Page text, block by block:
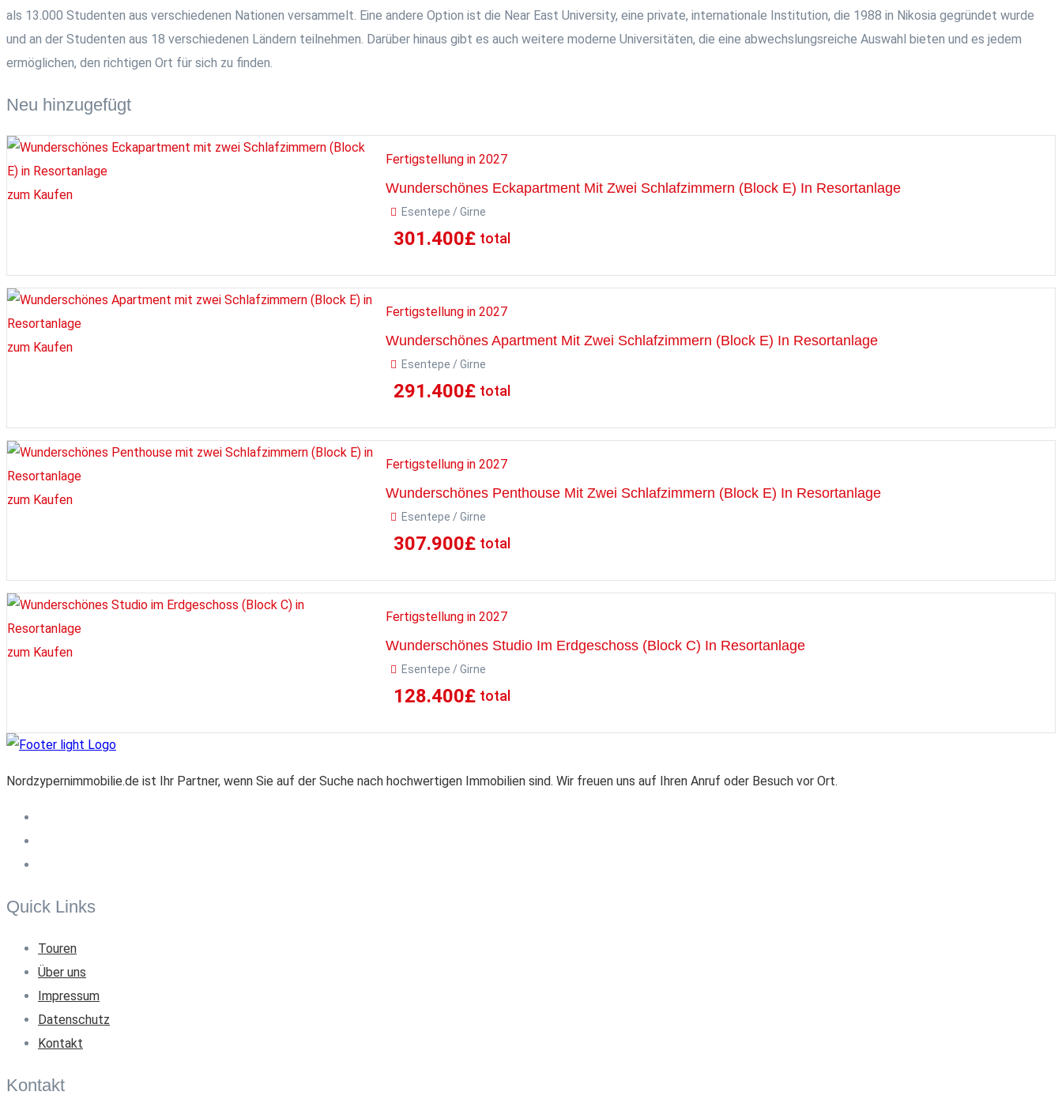
als 13.000 Studenten aus verschiedenen Nationen versammelt. Eine andere Option ist die Near East University, eine private, internationale Institution, die 1988 in Nikosia gegründet wurde
und an der Studenten aus 18 verschiedenen Ländern teilnehmen. Darüber hinaus gibt es auch weitere moderne Universitäten, die eine abwechslungsreiche Auswahl bieten und es jedem
ermöglichen, den richtigen Ort für sich zu finden.
Neu hinzugefügt
zum Kaufen
Fertigstellung in 2027
Wunderschönes Eckapartment Mit Zwei Schlafzimmern (Block E) In Resortanlage
Esentepe / Girne
301.400£ total
zum Kaufen
Fertigstellung in 2027
Wunderschönes Apartment Mit Zwei Schlafzimmern (Block E) In Resortanlage
Esentepe / Girne
291.400£ total
zum Kaufen
Fertigstellung in 2027
Wunderschönes Penthouse Mit Zwei Schlafzimmern (Block E) In Resortanlage
Esentepe / Girne
307.900£ total
zum Kaufen
Fertigstellung in 2027
Wunderschönes Studio Im Erdgeschoss (Block C) In Resortanlage
Esentepe / Girne
128.400£ total
Nordzypernimmobilie.de ist Ihr Partner, wenn Sie auf der Suche nach hochwertigen Immobilien sind. Wir freuen uns auf Ihren Anruf oder Besuch vor Ort.
Quick Links
Touren
Über uns
Impressum
Datenschutz
Kontakt
Kontakt